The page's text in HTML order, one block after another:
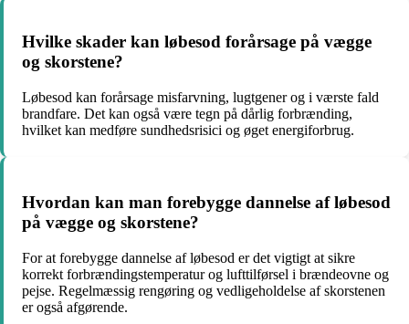
Hvilke skader kan løbesod forårsage på vægge
og skorstene?
Løbesod kan forårsage misfarvning, lugtgener og i værste fald
brandfare. Det kan også være tegn på dårlig forbrænding,
hvilket kan medføre sundhedsrisici og øget energiforbrug.
Hvordan kan man forebygge dannelse af løbesod
på vægge og skorstene?
For at forebygge dannelse af løbesod er det vigtigt at sikre
korrekt forbrændingstemperatur og lufttilførsel i brændeovne og
pejse. Regelmæssig rengøring og vedligeholdelse af skorstenen
er også afgørende.